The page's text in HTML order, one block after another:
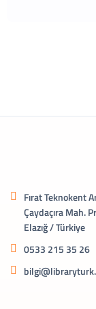
Fırat Teknokent
Çaydaçıra Mah.
Elazığ / Türkiye
0533 215 35 26